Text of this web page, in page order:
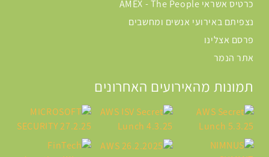
כרטיס אשראי AMEX - The People
נצפיתם באירועי אנשים ומחשבים
פרסם אצלינו
אתר הנמר
תמונות מהאירועים האחרונים